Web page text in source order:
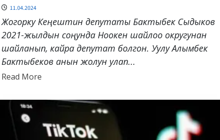
11.04.2024
Жогорку Кеңештин депутаты Бактыбек Сыдыков
2021-жылдын соңунда Ноокен шайлоо округунан
шайланып, кайра депутат болгон. Уулу Алымбек
Бактыбеков анын жолун улап...
Read MoreRead
about